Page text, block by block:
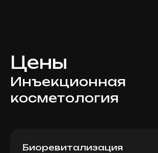
Цены
Инъекционная
косметология
Биоревитализация